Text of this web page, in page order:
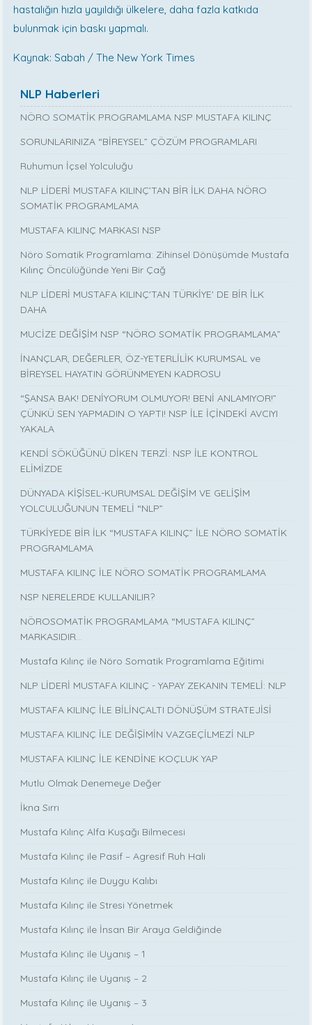
hastalığın hızla yayıldığı ülkelere, daha fazla katkıda
bulunmak için baskı yapmalı.
Kaynak: Sabah / The New York Times
NLP Haberleri
NÖRO SOMATİK PROGRAMLAMA NSP MUSTAFA KILINÇ
SORUNLARINIZA “BİREYSEL” ÇÖZÜM PROGRAMLARI
Ruhumun İçsel Yolculuğu
NLP LİDERİ MUSTAFA KILINÇ’TAN BİR İLK DAHA NÖRO
SOMATİK PROGRAMLAMA
MUSTAFA KILINÇ MARKASI NSP
Nöro Somatik Programlama: Zihinsel Dönüşümde Mustafa
Kılınç Öncülüğünde Yeni Bir Çağ
NLP LİDERİ MUSTAFA KILINÇ'TAN TÜRKİYE' DE BİR İLK
DAHA
MUCİZE DEĞİŞİM NSP “NÖRO SOMATİK PROGRAMLAMA”
İNANÇLAR, DEĞERLER, ÖZ-YETERLİLİK KURUMSAL ve
BİREYSEL HAYATIN GÖRÜNMEYEN KADROSU
“ŞANSA BAK! DENİYORUM OLMUYOR! BENİ ANLAMIYOR!”
ÇÜNKÜ SEN YAPMADIN O YAPTI! NSP İLE İÇİNDEKİ AVCIYI
YAKALA
KENDİ SÖKÜĞÜNÜ DİKEN TERZİ: NSP İLE KONTROL
ELİMİZDE
DÜNYADA KİŞİSEL-KURUMSAL DEĞİŞİM VE GELİŞİM
YOLCULUĞUNUN TEMELİ “NLP”
TÜRKİYEDE BİR İLK “MUSTAFA KILINÇ” İLE NÖRO SOMATİK
PROGRAMLAMA
MUSTAFA KILINÇ İLE NÖRO SOMATİK PROGRAMLAMA
NSP NERELERDE KULLANILIR?
NÖROSOMATİK PROGRAMLAMA “MUSTAFA KILINÇ”
MARKASIDIR…
Mustafa Kılınç ile Nöro Somatik Programlama Eğitimi
NLP LİDERİ MUSTAFA KILINÇ - YAPAY ZEKANIN TEMELİ: NLP
MUSTAFA KILINÇ İLE BİLİNÇALTI DÖNÜŞÜM STRATEJİSİ
MUSTAFA KILINÇ İLE DEĞİŞİMİN VAZGEÇİLMEZİ NLP
MUSTAFA KILINÇ İLE KENDİNE KOÇLUK YAP
Mutlu Olmak Denemeye Değer
İkna Sırrı
Mustafa Kılınç Alfa Kuşağı Bilmecesi
Mustafa Kılınç ile Pasif – Agresif Ruh Hali
Mustafa Kılınç ile Duygu Kalıbı
Mustafa Kılınç ile Stresi Yönetmek
Mustafa Kılınç ile İnsan Bir Araya Geldiğinde
Mustafa Kılınç ile Uyanış – 1
Mustafa Kılınç ile Uyanış – 2
Mustafa Kılınç ile Uyanış – 3